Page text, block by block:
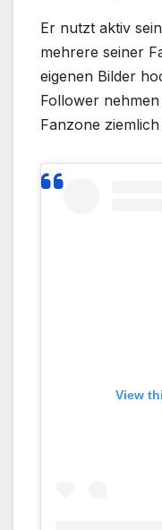
Er nutzt aktiv
mehrere seiner
eigenen Bilder
Follower
Fanzone
View